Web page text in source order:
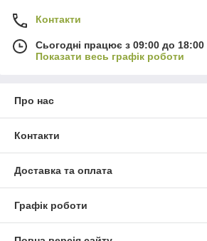
Контакти
Сьогодні працює з 09:00 до 18:00
Показати весь графік роботи
Про нас
Контакти
Доставка та оплата
Графік роботи